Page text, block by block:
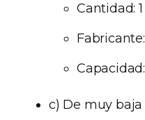
Cantidad: 1
c) De muy